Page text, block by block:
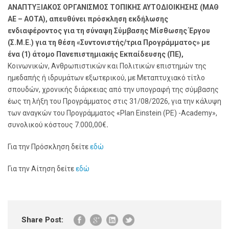
ΑΝΑΠΤΥΞΙΑΚΟΣ ΟΡΓΑΝΙΣΜΟΣ ΤΟΠΙΚΗΣ ΑΥΤΟΔΙΟΙΚΗΣΗΣ (ΜΑΘ
ΑΕ – ΑΟΤΑ), απευθύνει πρόσκληση εκδήλωσης
ενδιαφέροντος για τη σύναψη Σύμβασης Μίσθωσης Έργου
(Σ.Μ.Ε.) για τη θέση «Συντονιστής/τρια Προγράμματος» με
ένα (1) άτομο Πανεπιστημιακής Εκπαίδευσης (ΠΕ),
Κοινωνικών, Ανθρωπιστικών και Πολιτικών επιστημών της
ημεδαπής ή ιδρυμάτων εξωτερικού, με Μεταπτυχιακό τίτλο
σπουδών, χρονικής διάρκειας από την υπογραφή της σύμβασης
έως τη λήξη του Προγράμματος στις 31/08/2026, για την κάλυψη
των αναγκών του Προγράμματος «Plan Einstein (PE) -Academy»,
συνολικού κόστους 7.000,00€.
Για την Πρόσκληση δείτεεδώ
Για την Αίτηση δείτεεδώ
Share Post: